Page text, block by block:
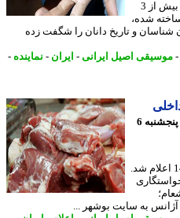
یک تبر مخروطی نادر عصر برنز با قدمت بیش از 3
شده،
و تاریخ دانان را شگفت زده
اصیل ایرانی- ایران - نماینده-
12 ماه پیش - پنجشنبه 6
امروز 6 شهریور 1404 اعلام شد.
به سایت بوشهر ...